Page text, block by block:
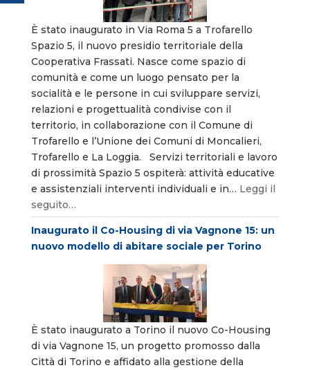
È stato inaugurato in Via Roma 5 a Trofarello
Spazio 5, il nuovo presidio territoriale della
Cooperativa Frassati. Nasce come spazio di
comunità e come un luogo pensato per la
socialità e le persone in cui sviluppare servizi,
relazioni e progettualità condivise con il
territorio, in collaborazione con il Comune di
Trofarello e l’Unione dei Comuni di Moncalieri,
Trofarello e La Loggia. Servizi territoriali e lavoro
di prossimità Spazio 5 ospiterà: attività educative
e assistenziali interventi individuali e in… Leggi il
seguito…
Inaugurato il Co-Housing di via Vagnone 15: un
nuovo modello di abitare sociale per Torino
È stato inaugurato a Torino il nuovo Co-Housing
di via Vagnone 15, un progetto promosso dalla
Città di Torino e affidato alla gestione della